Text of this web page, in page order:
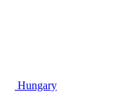
Hungary